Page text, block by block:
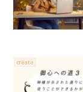
create